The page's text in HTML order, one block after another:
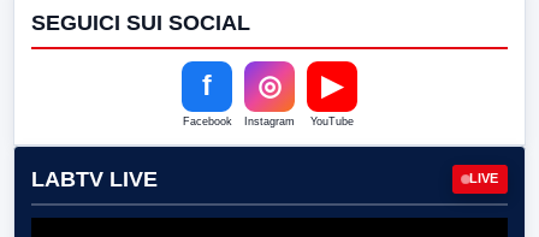
SEGUICI SUI SOCIAL
f
Facebook
◎
Instagram
▶
YouTube
LABTV LIVE LIVE